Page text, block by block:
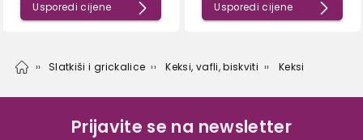
Usporedi cijene Usporedi cijene
Slatkiši i grickalice Keksi, vafli, biskviti Keksi
Prijavite se na newsletter